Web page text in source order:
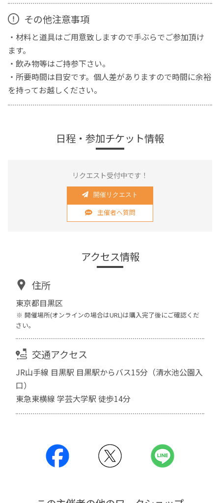
その他注意事項
・材料と道具はご用意致しますので手ぶらでご参加頂け
ます。
・飲み物等はご持参下さい。
・所要時間は目安です。個人差がありますので時間に余裕
を持ってお越しください。
日程・参加チケット情報
リクエスト受付中です！
開催リクエスト
主催者へ質問
アクセス情報
住所
東京都目黒区
開催場所(オンラインの場合はURL)は購入完了後にご確認くだ
さい。
交通アクセス
JR山手線 目黒駅 目黒駅からバス15分（清水池公園入
口）
東急東横線 学芸大学駅 徒歩14分